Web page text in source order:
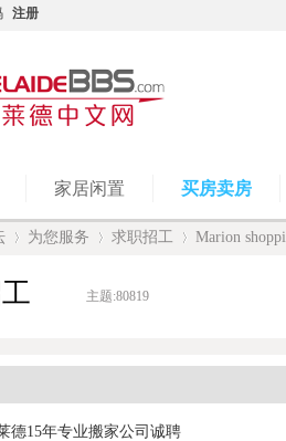
注册
家居闲置 买房卖房
为您服务 求职招工 Marion
主题:80819
德15年专业搬家公司诚聘